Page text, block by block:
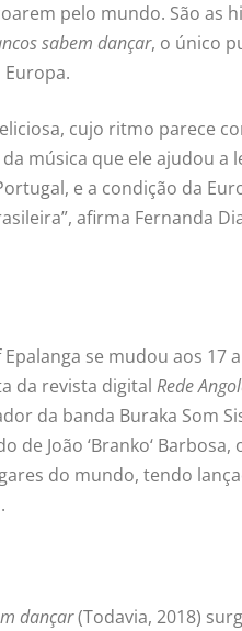
pelo mundo. São as
sabem dançar, o único
cujo ritmo parece
música que ele ajudou
e a condição da
afirma Fernanda
se mudou aos 17
da revista digital Rede
da banda Buraka Som
de João ‘Branko‘
do mundo, tendo
dançar(Todavia, 2018)